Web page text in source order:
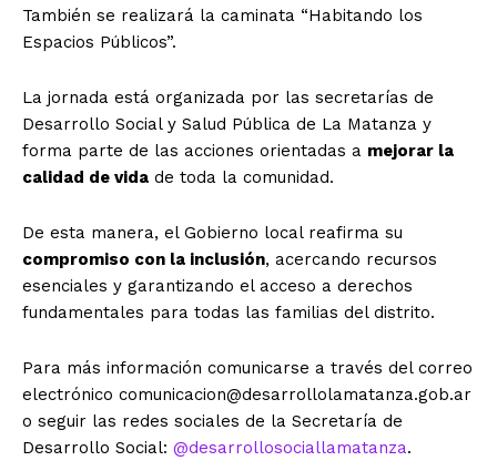
También se realizará la caminata “Habitando los
Espacios Públicos”.
La jornada está organizada por las secretarías de
Desarrollo Social y Salud Pública de La Matanza y
forma parte de las acciones orientadas a mejorar la
calidad de vida de toda la comunidad.
De esta manera, el Gobierno local reafirma su
compromiso con la inclusión, acercando recursos
esenciales y garantizando el acceso a derechos
fundamentales para todas las familias del distrito.
Para más información comunicarse a través del correo
electrónico comunicacion@desarrollolamatanza.gob.ar
o seguir las redes sociales de la Secretaría de
Desarrollo Social: @desarrollosociallamatanza.